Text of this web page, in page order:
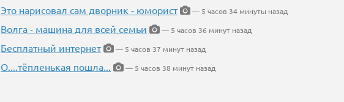
Это нарисовал сам дворник - юморист
— 5 часов 34 минуты назад
Волга - машина для всей семьи
— 5 часов 36 минут назад
Бесплатный интернет
— 5 часов 37 минут назад
О....тёпленькая пошла... — 5 часов 38 минут назад